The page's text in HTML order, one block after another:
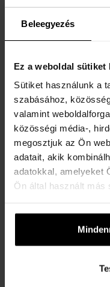
Beleegyezés
Ez a weboldal sütiket
Sütiket használunk a
szabásához,
valamint
közösségi média-,
megosztjuk az Ön
adatait, akik
adatokkal, amelyeket
Ön által használt más
By KILIAN Moonlight In
Heaven Eau De Parfum
With Coffret Eau de
50ml -tól 50ml-ig - Eau de
Parfume - Unisex
Külső raktáron
87810 Ft
Ft